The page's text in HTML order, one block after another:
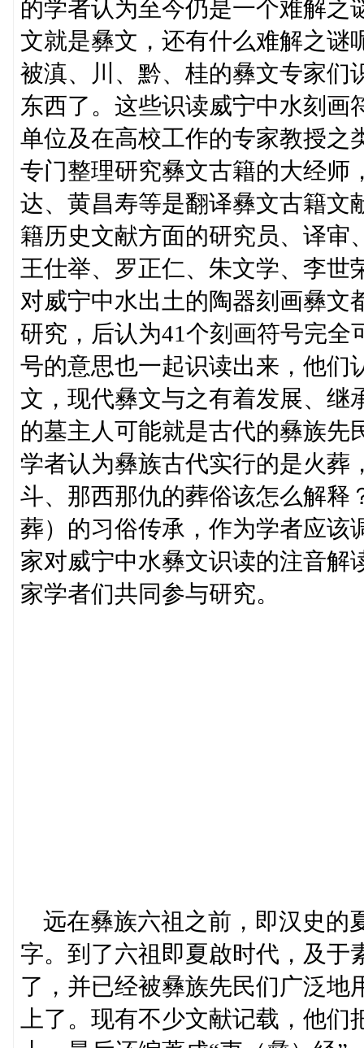
的学者认为至今仍是一个难解之
文就是彝文，还有什么难解之谜
被滇、川、黔、桂的彝文专家们
东西了。这些识读威宁中水刻画
单位及在高校工作的专家教授之
专门整理研究彝文古籍的大经师
达、黄昌寿等是翻译彝文古籍文
籍历史文献方面的研究员、译审
王仕举、罗正仁、朱文学、李世
对威宁中水出土的陶器刻画彝文
研究，后认为41个刻画符号完
号的意思也一起识读出来，他们
文，现代彝文与之有着发展、继
的墓主人可能就是古代的彝族先
学者认为彝族古代实行的是火葬
斗、那西那仇的葬俗该怎么解释
葬）的习俗传承，作为学者应该
家对威宁中水彝文识读的注音解
家学者们共同参与研究。
远在彝族六祖之前，即汉史的
字。到了六祖即夏啟时代，及于
了，并已经被彝族先民们广泛地
上了。现有不少文献记载，他